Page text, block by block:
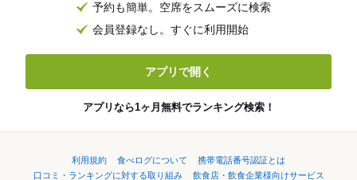
予約も簡単。空席をスムーズに検索
会員登録なし。すぐに利用開始
アプリで開く
アプリなら1ヶ月無料でランキング検索！
利用規約 食べログについて
携帯電話番号認証とは
口コミ・ランキングに対する取り組み
飲食店・飲食企業様向けサービス